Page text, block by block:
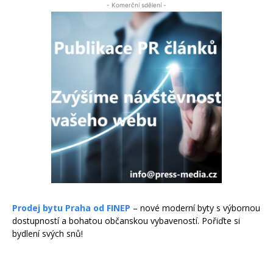
- Komerční sdělení -
Prodej bytu Praha od FINEP – nové moderní byty s výbornou
dostupností a bohatou občanskou vybaveností. Pořiďte si
bydlení svých snů!